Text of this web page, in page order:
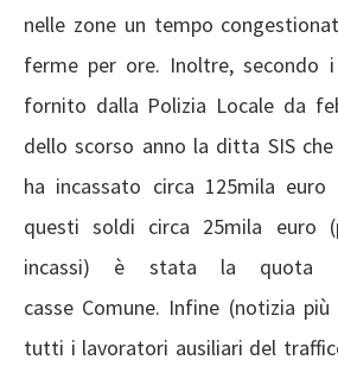
nelle zone un tempo
ferme per ore. Inoltre, secondo
fornito dalla Polizia Locale da
dello scorso anno la ditta SIS
ha incassato circa 125mila
questi soldi circa 25mila euro
incassi) è stata la quota
casse Comune. Infine (notizia
tutti i lavoratori ausiliari del